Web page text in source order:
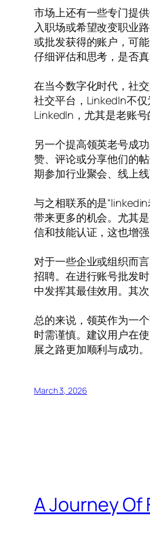
市场上还有一些专门提
入职场或希望改变职业
或批发获得的账户，可
仔细评估和思考，是否
在当今数字化时代，社
社交平台，LinkedIn不
LinkedIn，尤其是老账号
另一个提高领英老号成
赞、评论或分享他们的
期参加行业聚会、线上
与之相联系的是
带来更多的机会。尤其
信和技能认证，这也增
对于一些企业或组织而
招聘。在进行账号批发
中发挥其最佳效用。其
总的来说，领英作为一
时需谨慎。建议用户在
展之路更加顺利与成功。
March 3, 2026
A Journey Of